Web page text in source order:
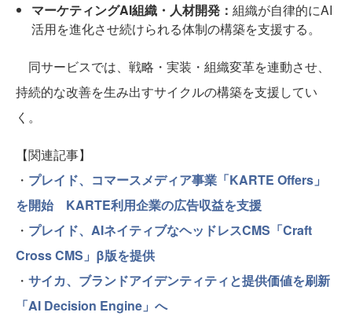
マーケティングAI組織・人材開発： 組織が自律的にAI
活用を進化させ続けられる体制の構築を支援する。
同サービスでは、戦略・実装・組織変革を連動させ、
持続的な改善を生み出すサイクルの構築を支援してい
く。
【関連記事】
・ プレイド、コマースメディア事業「KARTE Offers」
を開始 KARTE利用企業の広告収益を支援
・ プレイド、AIネイティブなヘッドレスCMS「Craft
Cross CMS」β版を提供
・ サイカ、ブランドアイデンティティと提供価値を刷新
「AI Decision Engine」へ